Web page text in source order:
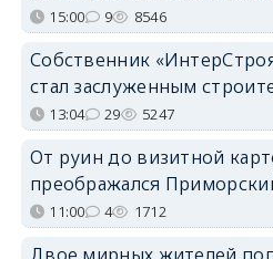
15:00 9 8546
Собственник
стал заслуженным
13:04 29 5247
От руин до визитной
преображался
11:00 4 1712